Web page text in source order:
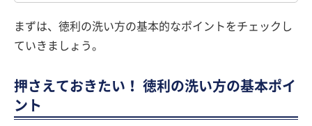
まずは、徳利の洗い方の基本的なポイントをチェックし
ていきましょう。
押さえておきたい！ 徳利の洗い方の基本ポイ
ント